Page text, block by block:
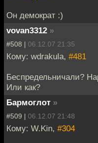
Он демократ :)
vovan3312 »
#508 | 06.12.07 21:35
Кому: wdrakula, #481
Беспредельничали?
Или как?
Бармоглот »
#509 | 06.12.07 21:48
Кому: W.Kin, #304